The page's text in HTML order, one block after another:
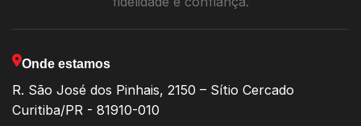
Onde estamos
R. São José dos Pinhais, 2150 – Sítio Cercado
Curitiba/PR - 81910-010